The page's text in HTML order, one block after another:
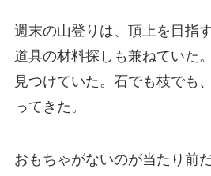
週末の山登りは、頂上を目指
道具の材料探しも兼ねていた
見つけていた。石でも枝でも
ってきた。
おもちゃがないのが当たり前